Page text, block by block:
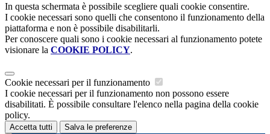
In questa schermata è possibile scegliere quali cookie consentire.
I cookie necessari sono quelli che consentono il funzionamento della
piattaforma e non è possibile disabilitarli.
Per conoscere quali sono i cookie necessari al funzionamento potete
visionare la COOKIE POLICY.
Cookie necessari per il funzionamento
I cookie necessari per il funzionamento non possono essere
disabilitati. È possibile consultare l'elenco nella pagina della cookie
policy.
Accetta tutti Salva le preferenze